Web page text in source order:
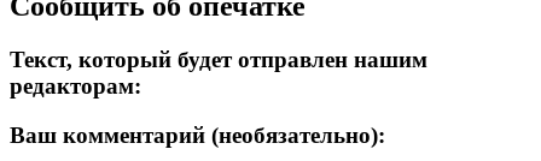
Сообщить об опечатке
Текст, который будет отправлен нашим
редакторам:
Ваш комментарий (необязательно):